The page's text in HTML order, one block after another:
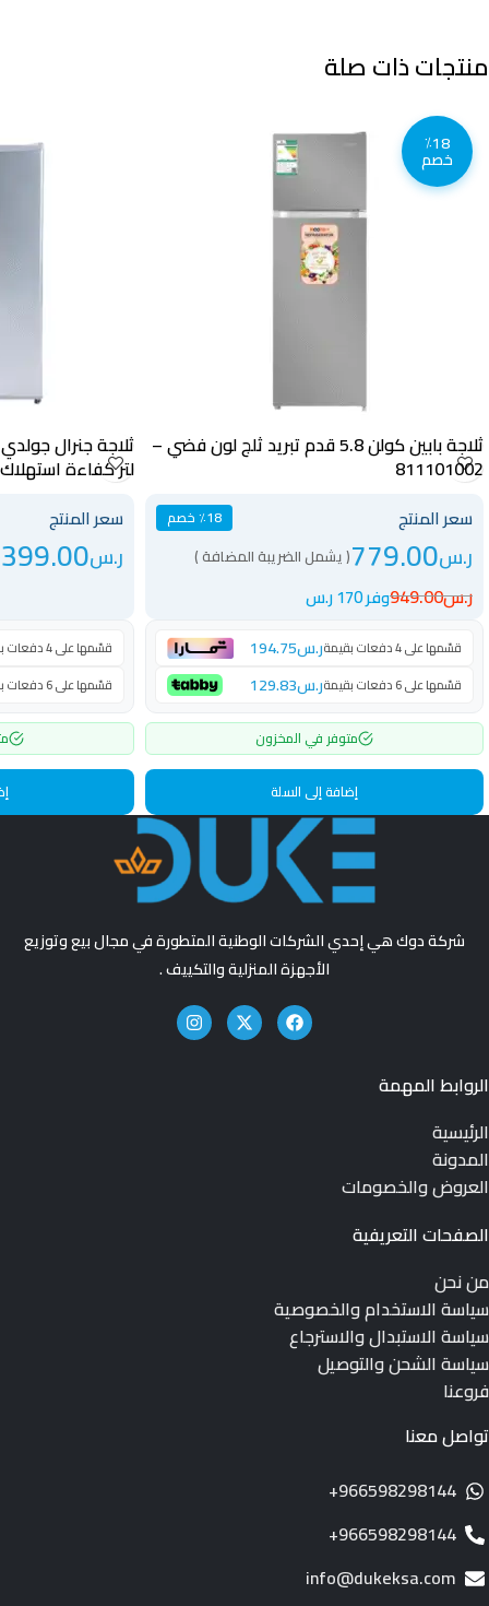
منتجات ذات صلة
٪18
خصم
ثلاجة بابين كولن 5.8 قدم تبريد ثلج لون فضي –
811101002
سعر المنتج ٪18 خصم
ر.س779.00( يشمل الضريبة المضافة )
ر.س949.00وفر 170 ر.س
قسّمها على 4 دفعات بقيمة ر.س194.75
قسّمها على 6 دفعات بقيمة ر.س129.83
متوفر في المخزون
إضافة إلى السلة
لتر كفاءة استهلاك للطاقة فضي – GR89D1D
سعر المنتج
ر.س399.00
قسّمها على 4 دفعات بقيمة
قسّمها على 6 دفعات بقيمة
شركة دوك هي إحدي الشركات الوطنية المتطورة في مجال بيع وتوزيع
الأجهزة المنزلية والتكييف .
الروابط المهمة
الرئيسية
المدونة
العروض والخصومات
الصفحات التعريفية
من نحن
سياسة الاستخدام والخصوصية
سياسة الاستبدال والاسترجاع
سياسة الشحن والتوصيل
فروعنا
تواصل معنا
966598298144+
966598298144+
info@dukeksa.com